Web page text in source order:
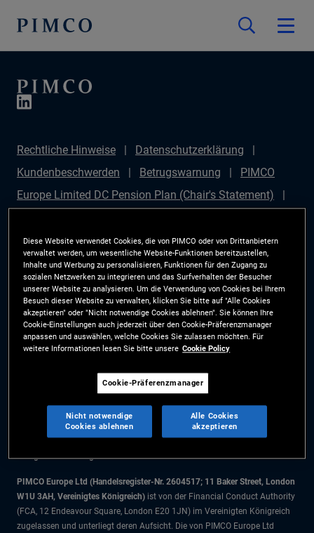
Rechtliche Hinweise
Datenschutzerklärung
Kundenbeschwerden
Betrugswarnung
PIMCO
Europe Limited DC Pension Plan (Chair's Statement)
Investment Principles (SIP))
Sustainable Finance
Disclosures Regulation (SFDR)
PIMCO Europe
Limited DC Pension Plan (Implementation Statement)
PAI Disclosure
Anlegerrechte
Site Map
Cookie-Präferenzmanager
Die Informationen auf dieser Website sind ausschließlich für Schweizer
Staatsbürger bestimmt.
Alle Dokumente und Angaben im Bereich börsengehandelte Fonds dienen
ausschließlich zu Informationszwecken und dürfen nicht als
Anlageberatung verstanden werden. Anleger sollten vor einer
Anlageentscheidung finanziellen Rat einholen.
PIMCO Europe Ltd (Handelsregister-Nr. 2604517; 11 Baker Street, London
W1U 3AH, Vereinigtes Königreich) ist von der Financial Conduct Authority
(FCA, 12 Endeavour Square, London E20 1JN) im Vereinigten Königreich
zugelassen und unterliegt deren Aufsicht. Die von PIMCO Europe Ltd
Diese Website verwendet Cookies, die von PIMCO oder von Drittanbietern
verwaltet werden, um wesentliche Website-Funktionen bereitzustellen,
Inhalte und Werbung zu personalisieren, Funktionen für den Zugang zu
sozialen Netzwerken zu integrieren und das Surfverhalten der Besucher
unserer Website zu analysieren. Um die Verwendung von Cookies bei Ihrem
Besuch dieser Website zu verwalten, klicken Sie bitte auf "Alle Cookies
akzeptieren" oder "Nicht notwendige Cookies ablehnen". Sie können Ihre
Cookie-Einstellungen auch jederzeit über den Cookie-Präferenzmanager
anpassen und auswählen, welche Cookies Sie zulassen möchten. Für
weitere Informationen lesen Sie bitte unsere Cookie Policy
Cookie-Präferenzmanager
Nicht notwendige
Cookies ablehnen
Alle Cookies
akzeptieren